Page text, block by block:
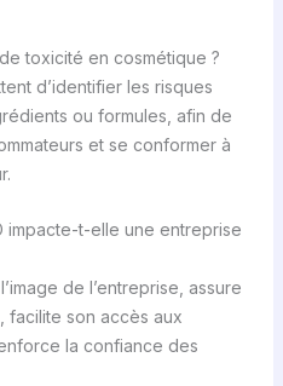
toxicité en cosmétique ?
d’identifier les risques
ou formules, afin de
et se conformer à
impacte-t-elle une entreprise
de l’entreprise, assure
facilite son accès aux
la confiance des